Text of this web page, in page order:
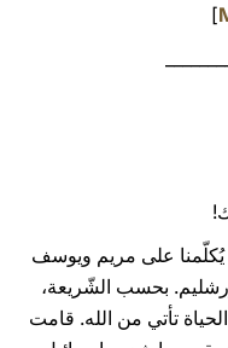
]
ليتورجيّا اليوم (لوقا 2، 22-40) يُكلّمنا على مريم ويوسف
بحسب الشّريعة،
تأتي من الله. قامت